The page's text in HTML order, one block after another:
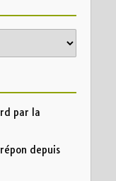
par la
depuis